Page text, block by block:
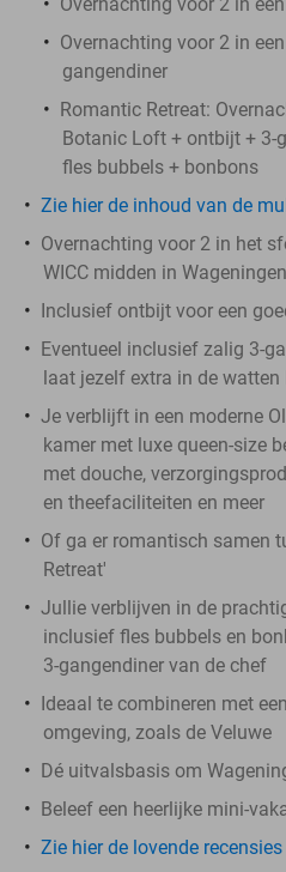
Overnachting voor 2 in
gangendiner
Romantic Retreat:
Botanic Loft + ontbijt + 3-
fles bubbels + bonbons
Zie hier de inhoud van de
Overnachting voor 2 in het
WICC midden in Wageningen
Inclusief ontbijt voor een
Eventueel inclusief zalig 3-
laat jezelf extra in de watten
Je verblijft in een moderne
kamer met luxe queen-size
met douche,
en theefaciliteiten en meer
Of ga er romantisch samen
Retreat'
Jullie verblijven in de
inclusief fles bubbels en
3-gangendiner van de chef
Ideaal te combineren met
omgeving, zoals de Veluwe
Dé uitvalsbasis om
Beleef een heerlijke mini-
Zie hier de lovende recensies